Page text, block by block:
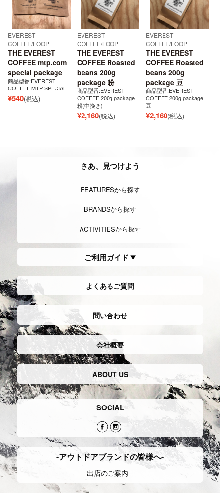
EVEREST
COFFEE/LOOP
THE EVEREST
COFFEE mtp.com
special package
商品型番:EVEREST
COFFEE MTP SPECIAL
¥540(税込)
EVEREST
COFFEE/LOOP
THE EVEREST
COFFEE Roasted
beans 200g
package 粉
商品型番:EVEREST
COFFEE 200g package
粉(中挽き)
¥2,160(税込)
EVEREST
COFFEE/LOOP
THE EVEREST
COFFEE Roasted
beans 200g
package 豆
商品型番:EVEREST
COFFEE 200g package
豆
¥2,160(税込)
さあ、見つけよう
FEATURESから探す
BRANDSから探す
ACTIVITIESから探す
ご利用ガイド
よくあるご質問
問い合わせ
会社概要
ABOUT US
SOCIAL
-アウトドアブランドの皆様へ-
出店のご案内